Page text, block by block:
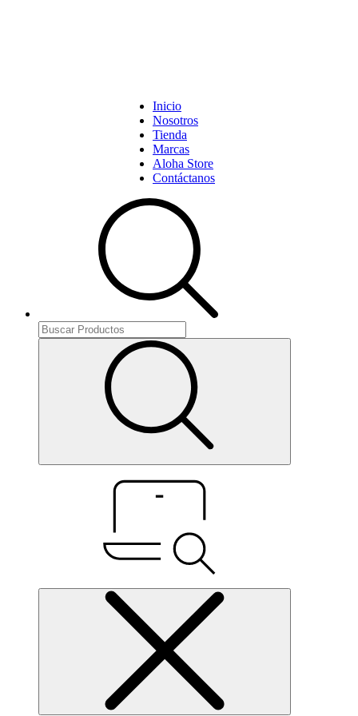
Inicio
Nosotros
Tienda
Marcas
Aloha Store
Contáctanos